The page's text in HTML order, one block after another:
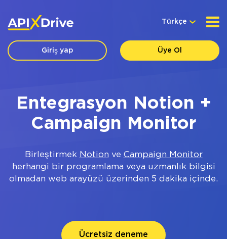
Türkçe
Giriş yap Üye Ol
Entegrasyon Notion +
Campaign Monitor
Birleştirmek Notion ve Campaign Monitor
herhangi bir programlama veya uzmanlık bilgisi
olmadan web arayüzü üzerinden 5 dakika içinde.
Ücretsiz deneme